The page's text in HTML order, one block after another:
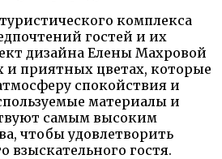
комплекса
гостей и их
дизайна Елены Махровой
и приятных цветах, которые
спокойствия и
материалы и
самым высоким
чтобы удовлетворить
взыскательного гостя.